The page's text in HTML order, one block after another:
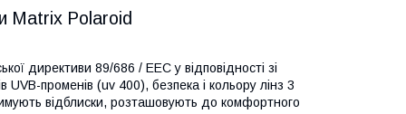
Matrix Polaroid
директиви 89/686 / ЕЕС у відповідності зі
променів (uv 400), безпека і кольору лінз 3
відблиски, розташовують до комфортного